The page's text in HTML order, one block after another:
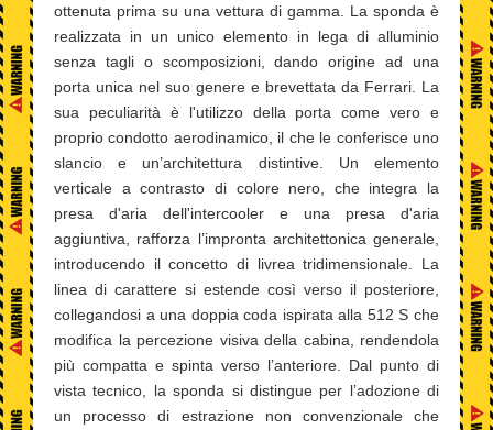
ottenuta prima su una vettura di gamma. La sponda è
realizzata in un unico elemento in lega di alluminio
senza tagli o scomposizioni, dando origine ad una
porta unica nel suo genere e brevettata da Ferrari. La
sua peculiarità è l'utilizzo della porta come vero e
proprio condotto aerodinamico, il che le conferisce uno
slancio e un’architettura distintive. Un elemento
verticale a contrasto di colore nero, che integra la
presa d'aria dell'intercooler e una presa d'aria
aggiuntiva, rafforza l’impronta architettonica generale,
introducendo il concetto di livrea tridimensionale. La
linea di carattere si estende così verso il posteriore,
collegandosi a una doppia coda ispirata alla 512 S che
modifica la percezione visiva della cabina, rendendola
più compatta e spinta verso l’anteriore. Dal punto di
vista tecnico, la sponda si distingue per l’adozione di
un processo di estrazione non convenzionale che